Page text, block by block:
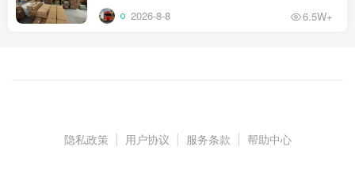
2026-8-8 6.5W+
隐私政策 用户协议 服务条款 帮助中心